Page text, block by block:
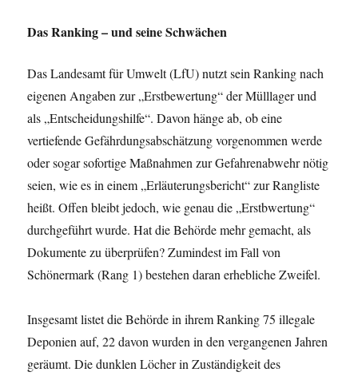
Das Ranking – und seine Schwächen
Das Landesamt für Umwelt (LfU) nutzt sein Ranking nach
eigenen Angaben zur „Erstbewertung“ der Mülllager und
als „Entscheidungshilfe“. Davon hänge ab, ob eine
vertiefende Gefährdungsabschätzung vorgenommen werde
oder sogar sofortige Maßnahmen zur Gefahrenabwehr nötig
seien, wie es in einem „Erläuterungsbericht“ zur Rangliste
heißt. Offen bleibt jedoch, wie genau die „Erstbwertung“
durchgeführt wurde. Hat die Behörde mehr gemacht, als
Dokumente zu überprüfen? Zumindest im Fall von
Schönermark (Rang 1) bestehen daran erhebliche Zweifel.
Insgesamt listet die Behörde in ihrem Ranking 75 illegale
Deponien auf, 22 davon wurden in den vergangenen Jahren
geräumt. Die dunklen Löcher in Zuständigkeit des